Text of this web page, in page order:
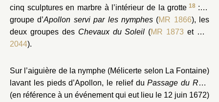
cinq sculptures en marbre à l’intérieur de la grotte 18: le
groupe d’Apollon servi par les nymphes (MR 1866), les
deux groupes des Chevaux du Soleil (MR 1873 et MR
2044).
Sur l’aiguière de la nymphe (Mélicerte selon La Fontaine)
lavant les pieds d’Apollon, le relief duPassage du Rhin
(en référence à un événement qui eut lieu le 12 juin 1672)